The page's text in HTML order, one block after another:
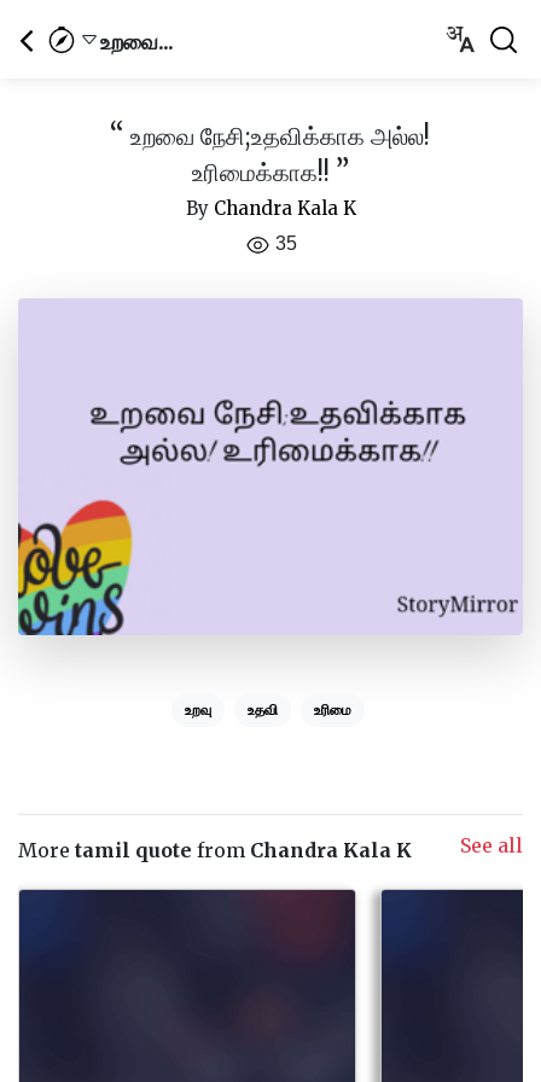
உறவை...
“ உறவை நேசி;உதவிக்காக அல்ல!
உரிமைக்காக!! ”
By Chandra Kala K
35
உறவு உதவி உரிமை
More tamil quote from Chandra Kala K See all